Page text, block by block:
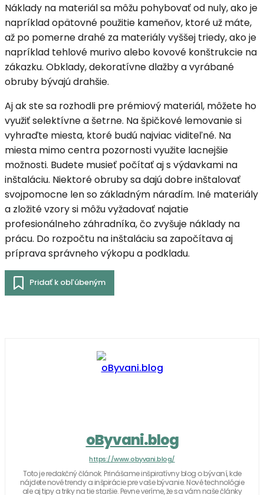
Náklady na materiál sa môžu pohybovať od nuly, ako je
napríklad opätovné použitie kameňov, ktoré už máte,
až po pomerne drahé za materiály vyššej triedy, ako je
napríklad tehlové murivo alebo kovové konštrukcie na
zákazku. Obklady, dekoratívne dlažby a vyrábané
obruby bývajú drahšie.
Aj ak ste sa rozhodli pre prémiový materiál, môžete ho
využiť selektívne a šetrne. Na špičkové lemovanie si
vyhraďte miesta, ktoré budú najviac viditeľné. Na
miesta mimo centra pozornosti využite lacnejšie
možnosti. Budete musieť počítať aj s výdavkami na
inštaláciu. Niektoré obruby sa dajú dobre inštalovať
svojpomocne len so základným náradím. Iné materiály
a zložité vzory si môžu vyžadovať najatie
profesionálneho záhradníka, čo zvyšuje náklady na
prácu. Do rozpočtu na inštaláciu sa započítava aj
príprava správneho výkopu a podkladu.
Pridať k obľúbeným
oByvani.blog
https://www.obyvani.blog/
Toto je redakčný článok. Prinášame inšpiratívny blog o bývaní, kde
nájdete nové trendy a inšpirácie pre vaše bývanie. Nové technológie
ale aj tipy a triky na tie staršie. Pevne veríme, že sa vám naše články